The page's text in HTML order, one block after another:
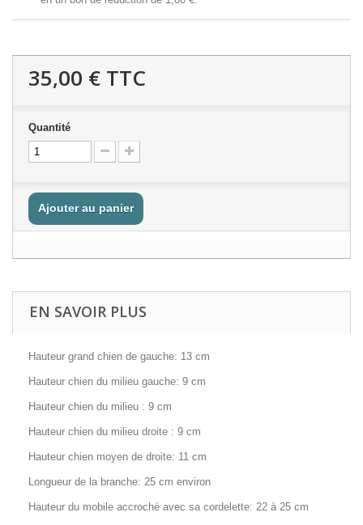
35,00 € TTC
Quantité
Ajouter au panier
EN SAVOIR PLUS
Hauteur grand chien de gauche: 13 cm
Hauteur chien du milieu gauche: 9 cm
Hauteur chien du milieu : 9 cm
Hauteur chien du milieu droite : 9 cm
Hauteur chien moyen de droite: 11 cm
Longueur de la branche: 25 cm environ
Hauteur du mobile accroché avec sa cordelette: 22 à 25 cm